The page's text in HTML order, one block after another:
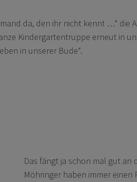
da, den ihr nicht kennt …“
Kindergartentruppe erneut in
in unserer Bude“.
Das fängt ja schon mal gut an
Möhringer haben immer einen